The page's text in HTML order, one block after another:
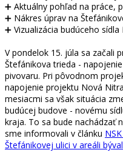
➕ Aktuálny pohľad na práce,
➕ Nákres úprav na
➕ Vizualizácia budúceho sídla
V pondelok 15. júla sa začali
Štefánikova trieda -
pivovaru. Pri pôvodnom
napojenie projektu Nová
mesiacmi sa však situácia
budúcej budove - novému
kraja. To sa bude nachádzať
sme informovali v článku
Štefánikovej ulici v areáli